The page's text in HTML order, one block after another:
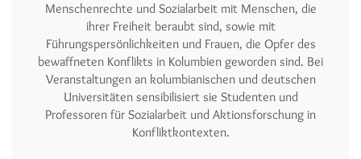
Menschenrechte und Sozialarbeit mit Menschen, die
ihrer Freiheit beraubt sind, sowie mit
Führungspersönlichkeiten und Frauen, die Opfer des
bewaffneten Konflikts in Kolumbien geworden sind. Bei
Veranstaltungen an kolumbianischen und deutschen
Universitäten sensibilisiert sie Studenten und
Professoren für Sozialarbeit und Aktionsforschung in
Konfliktkontexten.